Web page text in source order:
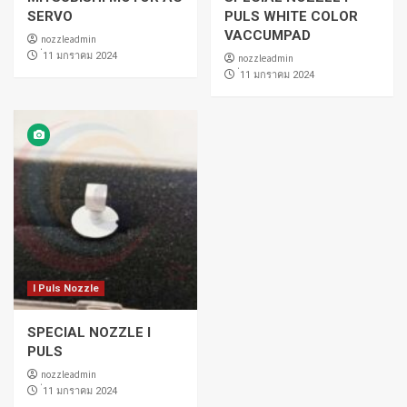
SERVO
nozzleadmin
่11 มกราคม 2024
PULS WHITE COLOR
VACCUMPAD
nozzleadmin
่11 มกราคม 2024
I Puls Nozzle
SPECIAL NOZZLE I
PULS
nozzleadmin
่11 มกราคม 2024